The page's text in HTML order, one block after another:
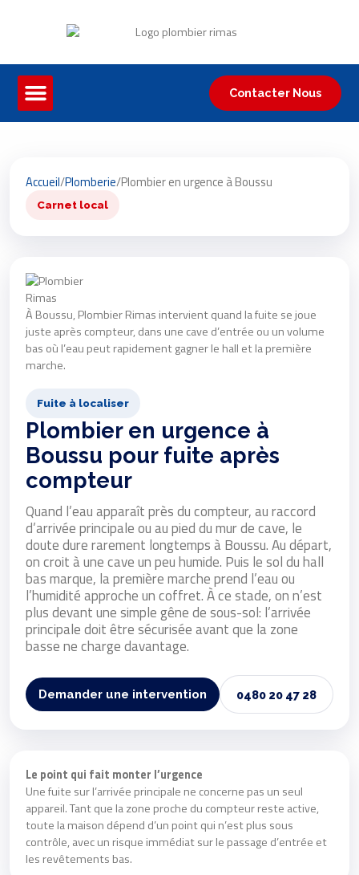
Contacter Nous
Accueil/Plomberie/Plombier en urgence à Boussu
Carnet local
À Boussu, Plombier Rimas intervient quand la fuite se joue
juste après compteur, dans une cave d’entrée ou un volume
bas où l’eau peut rapidement gagner le hall et la première
marche.
Fuite à localiser
Plombier en urgence à
Boussu pour fuite après
compteur
Quand l’eau apparaît près du compteur, au raccord
d’arrivée principale ou au pied du mur de cave, le
doute dure rarement longtemps à Boussu. Au départ,
on croit à une cave un peu humide. Puis le sol du hall
bas marque, la première marche prend l’eau ou
l’humidité approche un coffret. À ce stade, on n’est
plus devant une simple gêne de sous-sol: l’arrivée
principale doit être sécurisée avant que la zone
basse ne charge davantage.
Demander une intervention 0480 20 47 28
Le point qui fait monter l’urgence
Une fuite sur l’arrivée principale ne concerne pas un seul
appareil. Tant que la zone proche du compteur reste active,
toute la maison dépend d’un point qui n’est plus sous
contrôle, avec un risque immédiat sur le passage d’entrée et
les revêtements bas.